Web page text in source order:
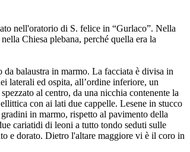
nell'oratorio di S. felice in “Gurlaco”. Nella
Chiesa plebana, perché quella era la
balaustra in marmo. La facciata è divisa in
laterali ed ospita, all’ordine inferiore, un
al centro, da una nicchia contenente la
con ai lati due cappelle. Lesene in stucco
in marmo, rispetto al pavimento della
cariatidi di leoni a tutto tondo seduti sulle
e dorato. Dietro l'altare maggiore vi è il coro in